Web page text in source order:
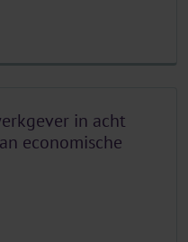
in acht
economische